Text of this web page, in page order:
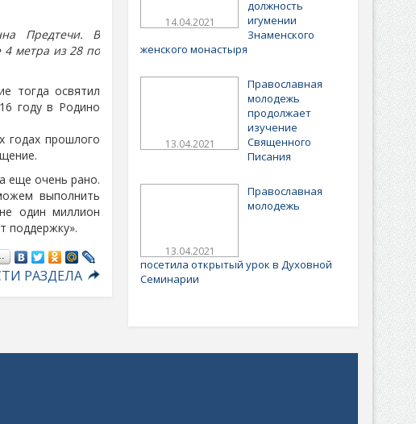
Предтечи. В
метра из 28 по
тогда освятил
году в Родино
годах прошлого
еще очень рано.
выполнить
один миллион
поддержку».
РАЗДЕЛА
14.04.2021
должность
игумении
Знаменского
женского монастыря
13.04.2021
Православная
молодежь
продолжает
изучение
Священного
Писания
13.04.2021
Православная
молодежь
посетила открытый урок в Духовной
Семинарии